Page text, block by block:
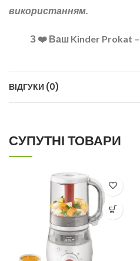
використанням.
З ❤️ Ваш Kinder Prokat –
ВІДГУКИ (0)
СУПУТНІ ТОВАРИ